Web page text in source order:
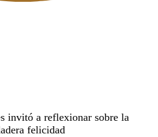
invitó a reflexionar sobre la
felicidad